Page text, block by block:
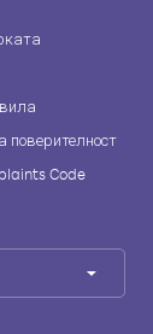
поверителност
Code